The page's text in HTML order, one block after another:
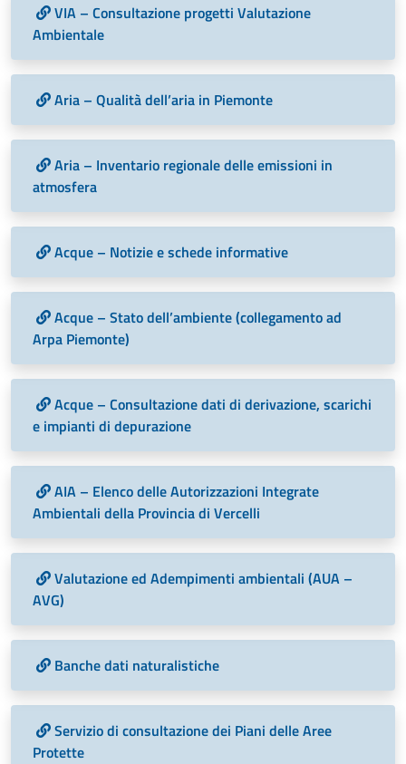
VIA – Consultazione progetti Valutazione
Ambientale
Aria – Qualità dell’aria in Piemonte
Aria – Inventario regionale delle emissioni in
atmosfera
Acque – Notizie e schede informative
Acque – Stato dell’ambiente (collegamento ad
Arpa Piemonte)
Acque – Consultazione dati di derivazione, scarichi
e impianti di depurazione
AIA – Elenco delle Autorizzazioni Integrate
Ambientali della Provincia di Vercelli
Valutazione ed Adempimenti ambientali (AUA –
AVG)
Banche dati naturalistiche
Servizio di consultazione dei Piani delle Aree
Protette